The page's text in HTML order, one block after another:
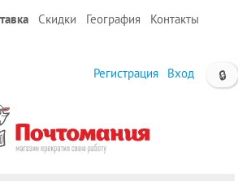
Скидки География
Контакты
🔒
Регистрация Вход